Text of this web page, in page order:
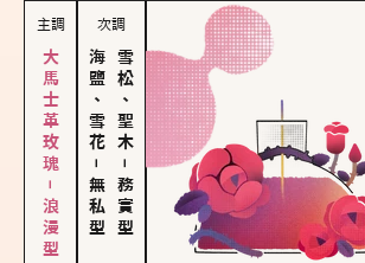
主調
大馬士革玫瑰－浪漫型
次調
海鹽、雪花
－
無私型
雪松、聖木
－
務實型